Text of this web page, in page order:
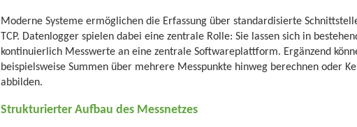
Moderne Systeme ermöglichen die Erfassung über standardisierte
TCP. Datenlogger spielen dabei eine zentrale Rolle: Sie lassen sich in
kontinuierlich Messwerte an eine zentrale Softwareplattform. Ergänzend
beispielsweise Summen über mehrere Messpunkte hinweg berechnen oder
abbilden.
Strukturierter Aufbau des Messnetzes